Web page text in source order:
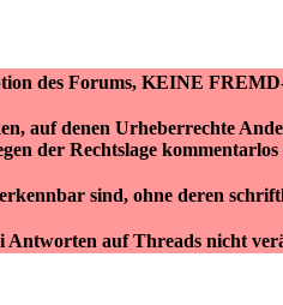
des Forums, KEINE
auf denen Urheberrechte
der Rechtslage kommentarlos
sind, ohne deren
Antworten auf Threads nicht